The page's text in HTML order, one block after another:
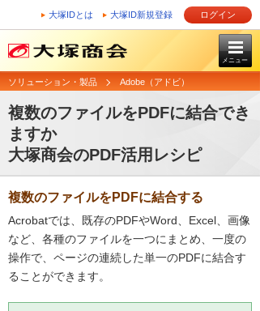
大塚IDとは 大塚ID新規登録 ログイン
メニュー
ソリューション・製品 Adobe（アドビ）
複数のファイルをPDFに結合でき
ますか
大塚商会のPDF活用レシピ
複数のファイルをPDFに結合する
Acrobatでは、既存のPDFやWord、Excel、画像
など、各種のファイルを一つにまとめ、一度の
操作で、ページの連続した単一のPDFに結合す
ることができます。